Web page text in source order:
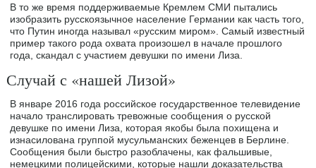
В то же время поддерживаемые Кремлем СМИ пытались
изобразить русскоязычное население Германии как часть того,
что Путин иногда называл «русским миром». Самый известный
пример такого рода охвата произошел в начале прошлого
года, скандал с участием девушки по имени Лиза.
Случай с «нашей Лизой»
В январе 2016 года российское государственное телевидение
начало транслировать тревожные сообщения о русской
девушке по имени Лиза, которая якобы была похищена и
изнасилована группой мусульманских беженцев в Берлине.
Сообщения были быстро разоблачены, как фальшивые,
немецкими полицейскими, которые нашли доказательства